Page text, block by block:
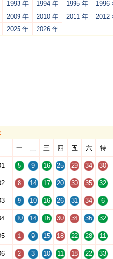
1993 年 1994 年 1995 年 1996
2009 年 2010 年 2011 年 2012
2025 年 2026 年
一 二 三 四 五 六 特
5 9 16 25 29 34 30
8 14 17 20 30 35 32
9 10 16 26 31 34 6
10 14 16 30 34 36 32
1 9 15 18 22 28 11
2 3 10 11 18 22 33